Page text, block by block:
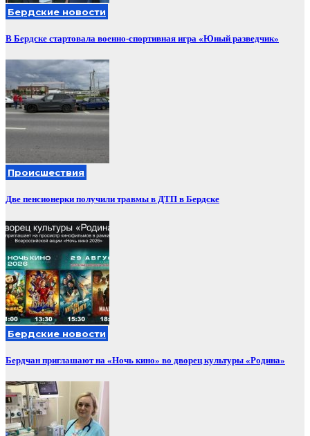
Бердские новости
В Бердске стартовала военно-спортивная игра «Юный разведчик»
Происшествия
Две пенсионерки получили травмы в ДТП в Бердске
Бердские новости
Бердчан приглашают на «Ночь кино» во дворец культуры «Родина»